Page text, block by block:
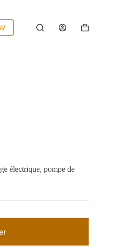
électrique, pompe de